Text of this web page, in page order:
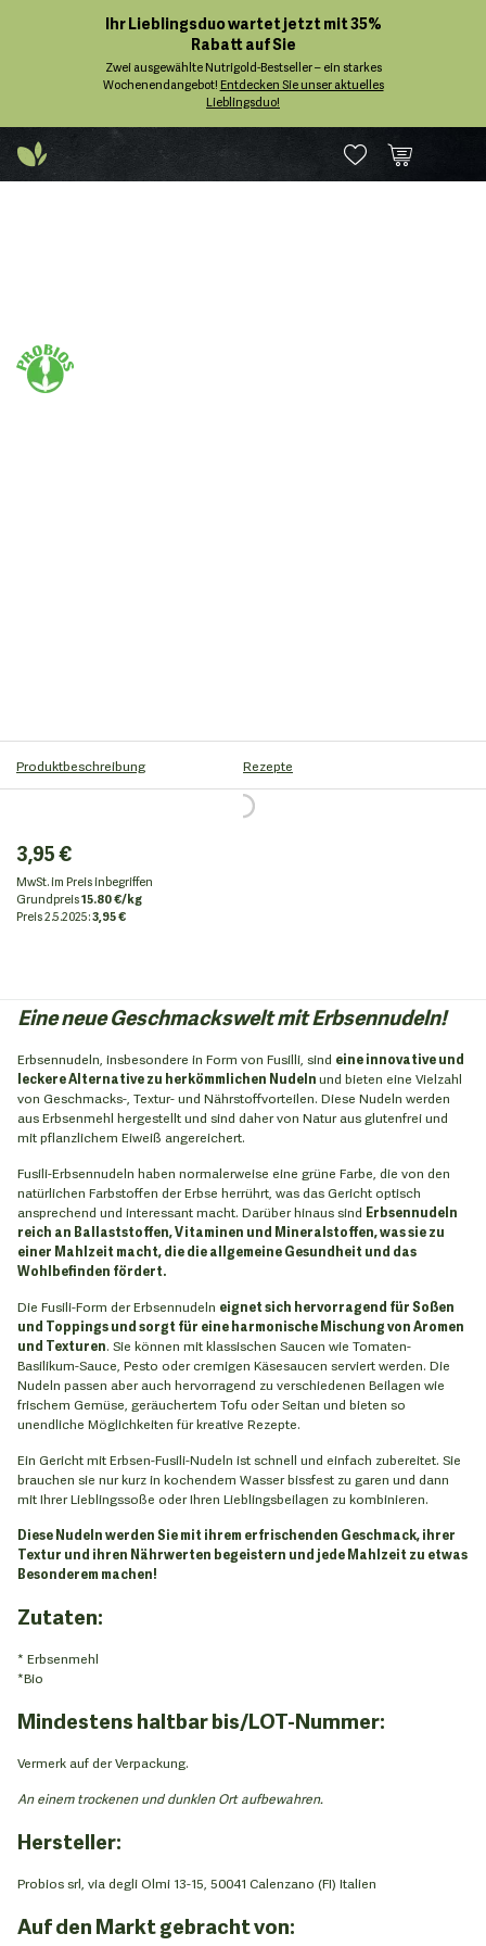
Ihr Lieblingsduo wartet jetzt mit 35%
Rabatt auf Sie
Zwei ausgewählte Nutrigold-Bestseller – ein starkes
Wochenendangebot! Entdecken Sie unser aktuelles
Lieblingsduo!
Produktbeschreibung Rezepte
3,95 €
MwSt. im Preis inbegriffen
Grundpreis15.80 €/kg
Preis2.5.2025:3,95 €
Eine neue Geschmackswelt mit Erbsennudeln!
Erbsennudeln, insbesondere in Form von Fusilli, sind eine innovative und
leckere Alternative zu herkömmlichen Nudelnund bieten eine Vielzahl
von Geschmacks-, Textur- und Nährstoffvorteilen. Diese Nudeln werden
aus Erbsenmehl hergestellt und sind daher von Natur aus glutenfrei und
mit pflanzlichem Eiweiß angereichert.
Fusili-Erbsennudeln haben normalerweise eine grüne Farbe, die von den
natürlichen Farbstoffen der Erbse herrührt, was das Gericht optisch
ansprechend und interessant macht. Darüber hinaus sind Erbsennudeln
reich an Ballaststoffen, Vitaminen und Mineralstoffen, was sie zu
einer Mahlzeit macht, die die allgemeine Gesundheit und das
Wohlbefinden fördert.
Die Fusili-Form der Erbsennudeln eignet sich hervorragend für Soßen
und Toppings und sorgt für eine harmonische Mischung von Aromen
und Texturen. Sie können mit klassischen Saucen wie Tomaten-
Basilikum-Sauce, Pesto oder cremigen Käsesaucen serviert werden. Die
Nudeln passen aber auch hervorragend zu verschiedenen Beilagen wie
frischem Gemüse, geräuchertem Tofu oder Seitan und bieten so
unendliche Möglichkeiten für kreative Rezepte.
Ein Gericht mit Erbsen-Fusili-Nudeln ist schnell und einfach zubereitet. Sie
brauchen sie nur kurz in kochendem Wasser bissfest zu garen und dann
mit Ihrer Lieblingssoße oder Ihren Lieblingsbeilagen zu kombinieren.
Diese Nudeln werden Sie mit ihrem erfrischenden Geschmack, ihrer
Textur und ihren Nährwerten begeistern und jede Mahlzeit zu etwas
Besonderem machen!
Zutaten:
* Erbsenmehl
*Bio
Mindestens haltbar bis/LOT-Nummer:
Vermerk auf der Verpackung.
An einem trockenen und dunklen Ort aufbewahren.
Hersteller:
Probios srl, via degli Olmi 13-15, 50041 Calenzano (FI) Italien
Auf den Markt gebracht von: